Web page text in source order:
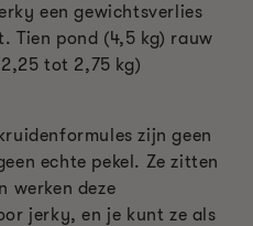
een gewichtsverlies
Tien pond (4,5 kg) rauw
tot 2,75 kg)
zijn geen
echte pekel. Ze zitten
werken deze
jerky, en je kunt ze als